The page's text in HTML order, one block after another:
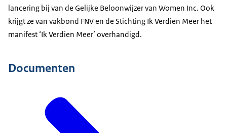
lancering bij van de Gelijke Beloonwijzer van Women Inc. Ook
krijgt ze van vakbond FNV en de Stichting Ik Verdien Meer het
manifest ‘Ik Verdien Meer’ overhandigd.
Documenten